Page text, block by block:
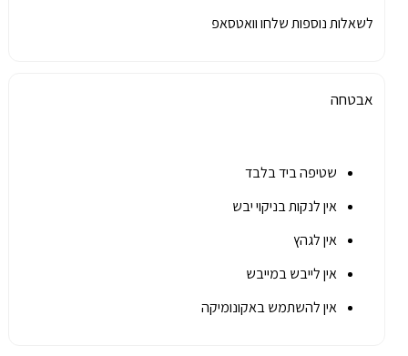
לשאלות נוספות שלחו וואטסאפ
אבטחה
שטיפה ביד בלבד
אין לנקות בניקוי יבש
אין לגהץ
אין לייבש במייבש
אין להשתמש באקונומיקה